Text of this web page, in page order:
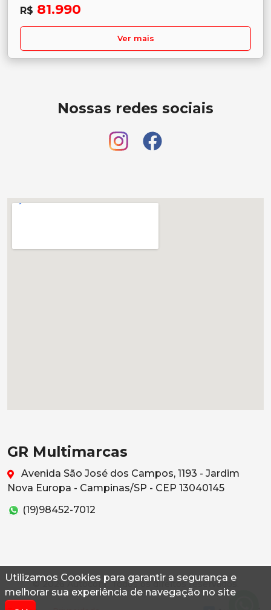
Utilizamos Cookies para garantir a segurança e
melhorar sua experiência de navegação no site
R$ 81.990
Ver mais
Nossas redes sociais
GR Multimarcas
Avenida São José dos Campos, 1193 - Jardim
Nova Europa - Campinas/SP - CEP 13040145
(19)98452-7012
© 2026 Autoconf. Todos os direitos reservados.